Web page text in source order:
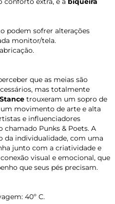
podem sofrer alterações
monitor/tela.
que as meias são
mas totalmente
Stance trouxeram um sopro de
movimento de arte e alta
e influenciadores
Punks & Poets. A
da individualidade, com uma
junto com a criatividade e
visual e emocional, que
que seus pés precisam.
40º C.